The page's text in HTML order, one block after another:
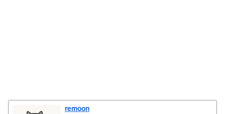
remoon